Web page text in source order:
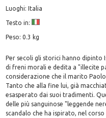
Luoghi: Italia
Testo in:
Peso: 0.3 kg
Per secoli gli storici hanno dipinto
di freni morali e dedita a "illecite
considerazione che il marito
Tanto che alla fine lui, già
esasperato dai suoi tradimenti.
delle più sanguinose "leggende
scandalo che ha ispirato, nel